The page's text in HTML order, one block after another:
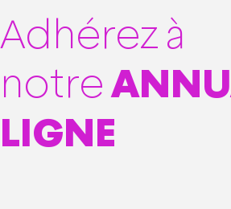
Adhérez à
notre
LIGNE